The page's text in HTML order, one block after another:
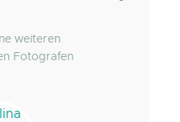
weiteren
Fotografen